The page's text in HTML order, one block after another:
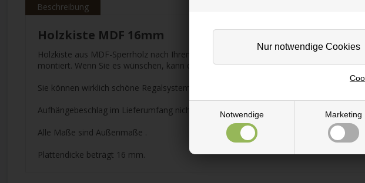
Notwendige Marketing
Beschreibung
Holzkiste MDF 16mm
Holzkiste aus MDF-Sperrholz nach Ihren Wunschmaßen zugeschnitten. Holzkisten
montiert. Wenn Sie es wünschen, kann die Kiste bemalt werden oder Sie belassen
Sie können wirklich schöne Regalsysteme in verschiedenen Größen und
Aufhängebeschlag im Lieferumfang nicht enthalten.
Alle Maße sind Außenmaße .
Plattendicke beträgt 16 mm.